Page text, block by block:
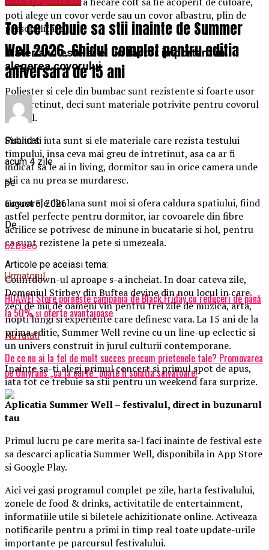
poti alege un covor verde sau un covor albastru, plin de
personalitate.
Materialul este si el un factor important in
alegerea covorului
Poliester si cele din bumbac sunt rezistente si foarte usor
de intretinut, deci sunt materiale potrivite pentru covorul
din hol.
Sisaiul si iuta sunt si ele materiale care rezista testului
timpului, insa ceva mai greu de intretinut, asa ca ar fi
indicat sa le ai in living, dormitor sau in orice camera unde
stii ca nu prea se murdaresc.
Covoarele din lana sunt moi si ofera caldura spatiului, fiind
astfel perfecte pentru dormitor, iar covoarele din fibre
acrilice se potrivesc de minune in bucatarie si hol, pentru
ca sunt rezistene la pete si umezeala.
Articole pe aceiasi tema:
Urmatorul
HUAWEI Store pornește campania de Black Friday cu reduceri de până
la 50% și oferte avantajoase
Nu ratati
De ce nu ai la fel de mult succes precum prietenele tale? Promovarea
pe OnlyFans „ca la carte“ poate fi solutia salvatoare!
Tot ce trebuie sa stii inainte de Summer
Well 2026. Ghidul complet pentru editia
aniversara de 15 ani
Publicat
acum 4 zile
pe
august 5, 2026
De
b2bseo
Countdown-ul aproape s-a incheiat. In doar cateva zile,
Domeniul Stirbey din Buftea devine din nou locul in care
zeci de mii de oameni vin pentru trei zile de muzica, arta,
nopti lungi si experiente care definesc vara. La 15 ani de la
prima editie, Summer Well revine cu un line-up eclectic si
un univers construit in jurul culturii contemporane.
Inainte sa-ti alegi primul concert si primul spot de apus,
iata tot ce trebuie sa stii pentru un weekend fara surprize.
Aplicatia Summer Well– festivalul, direct in buzunarul
tau
Primul lucru pe care merita sa-l faci inainte de festival este
sa descarci aplicatia Summer Well, disponibila in App Store
si Google Play.
Aici vei gasi programul complet pe zile, harta festivalului,
zonele de food & drinks, activitatile de entertainment,
informatiile utile si biletele achizitionate online. Activeaza
notificarile pentru a primi in timp real toate update-urile
importante pe parcursul festivalului.